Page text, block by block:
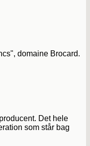
domaine Brocard.
Det hele
som står bag